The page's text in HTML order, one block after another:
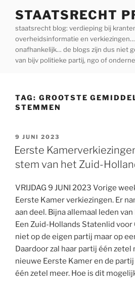
inhoud
STAATSRECHT
staatsrecht blog: verdieping bij
overheidsinformatie en
onafhankelijk… de blogs zijn dus niet
van bijv politieke partij, ngo of
TAG: GROOTSTE
STEMMEN
GEPLAATST
OP
9 JUNI 2023
Eerste
stem van het Zuid-
VRIJDAG 9 JUNI 2023 Vorige
Eerste Kamer verkiezingen. Er
aan deel. Bijna allemaal leden
Een Zuid-Hollands Statenlid
niet op de eigen partij maar op
Daardoor zal haar partij één
nieuwe Eerste Kamer en de
één zetel meer. Hoe is dit